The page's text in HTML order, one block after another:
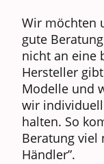
Wir möchten
gute
nicht an eine
Hersteller
Modelle und
wir
halten. So
Beratung viel
Händler”.